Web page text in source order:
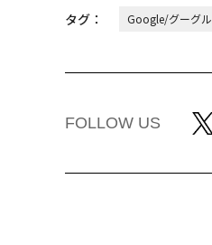
タグ： Google/グーグル
FOLLOW US